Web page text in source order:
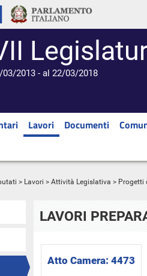
03/2013 - al 22/03/2018
Lavori Documenti
> Lavori > Attività Legislativa > Progetti
LAVORI
Atto Camera: 4473